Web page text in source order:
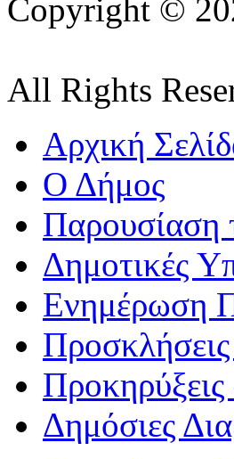
Copyright ©
All Rights
Αρχική
Ο Δήμος
Παρουσίαση
Δημοτικές
Ενημέρωση
Προκηρύξεις
Δημόσιες